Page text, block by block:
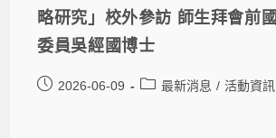
略研究」校外參訪 師生拜會前
委員吳經國博士
2026-06-09 最新消息 / 活動資訊